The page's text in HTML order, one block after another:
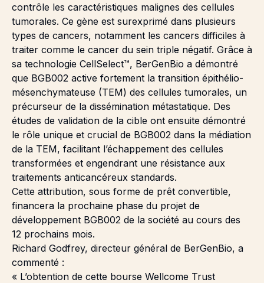
contrôle les caractéristiques malignes des cellules
tumorales. Ce gène est surexprimé dans plusieurs
types de cancers, notamment les cancers difficiles à
traiter comme le cancer du sein triple négatif. Grâce à
sa technologie CellSelect™, BerGenBio a démontré
que BGB002 active fortement la transition épithélio-
mésenchymateuse (TEM) des cellules tumorales, un
précurseur de la dissémination métastatique. Des
études de validation de la cible ont ensuite démontré
le rôle unique et crucial de BGB002 dans la médiation
de la TEM, facilitant l’échappement des cellules
transformées et engendrant une résistance aux
traitements anticancéreux standards.
Cette attribution, sous forme de prêt convertible,
financera la prochaine phase du projet de
développement BGB002 de la société au cours des
12 prochains mois.
Richard Godfrey, directeur général de BerGenBio, a
commenté :
« L’obtention de cette bourse Wellcome Trust